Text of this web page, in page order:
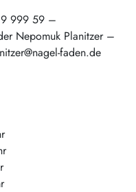
999 59 –
Nepomuk Planitzer –
faden.de